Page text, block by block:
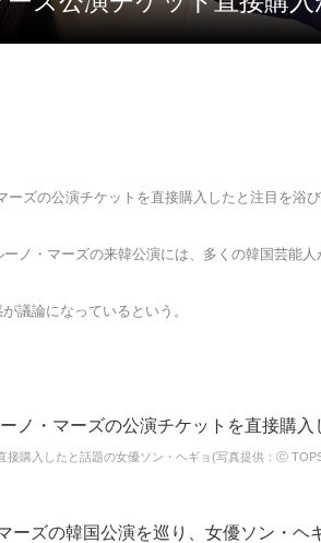
ーズの公演チケットを直接購入したと注目を浴
ノ・マーズの来韓公演には、多くの韓国芸能
議論になっているという。
接購入したと話題の女優ソン・ヘギョ(写真提供：ⓒ
ーズの韓国公演を巡り、女優ソン・ヘ